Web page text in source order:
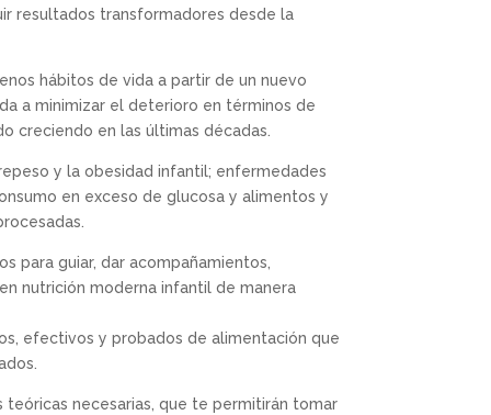
resultados transformadores desde la
hábitos de vida a partir de un nuevo
a minimizar el deterioro en términos de
creciendo en las últimas décadas.
y la obesidad infantil; enfermedades
en exceso de glucosa y alimentos y
para guiar, dar acompañamientos,
nutrición moderna infantil de manera
efectivos y probados de alimentación que
teóricas necesarias, que te permitirán tomar